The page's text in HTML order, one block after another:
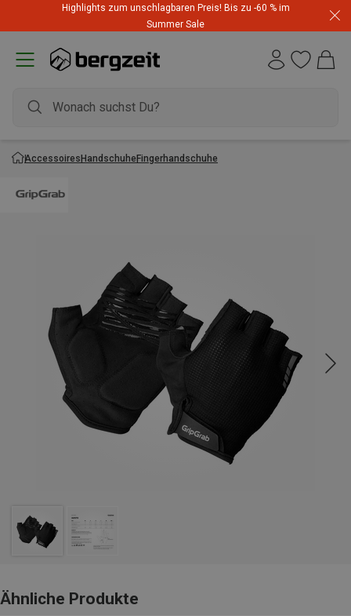
Highlights zum unschlagbaren Preis! Bis zu -60 % im
Summer Sale
AccessoiresHandschuheFingerhandschuhe
Ähnliche Produkte